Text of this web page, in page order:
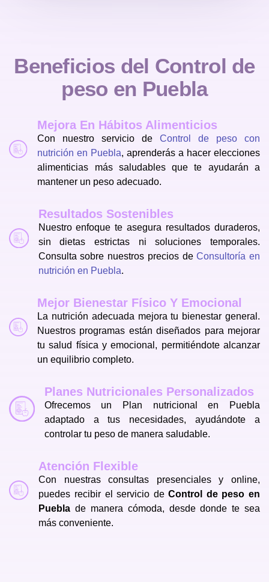
Beneficios del Control de
peso en Puebla
Mejora En Hábitos Alimenticios
Con nuestro servicio deControl de peso con
nutrición en Puebla, aprenderás a hacer elecciones
alimenticias más saludables que te ayudarán a
mantener un peso adecuado.
Resultados Sostenibles
Nuestro enfoque te asegura resultados duraderos,
sin dietas estrictas ni soluciones temporales.
Consulta sobre nuestros precios deConsultoría en
nutrición en Puebla.
Mejor Bienestar Físico Y Emocional
La nutrición adecuada mejora tu bienestar general.
Nuestros programas están diseñados para mejorar
tu salud física y emocional, permitiéndote alcanzar
un equilibrio completo.
Planes Nutricionales Personalizados
Ofrecemos un Plan nutricional en Puebla
adaptado a tus necesidades, ayudándote a
controlar tu peso de manera saludable.
Atención Flexible
Con nuestras consultas presenciales y online,
puedes recibir el servicio deControl de peso en
Puebla de manera cómoda, desde donde te sea
más conveniente.